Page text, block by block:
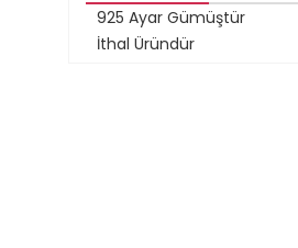
925 Ayar Gümüştür
İthal Üründür